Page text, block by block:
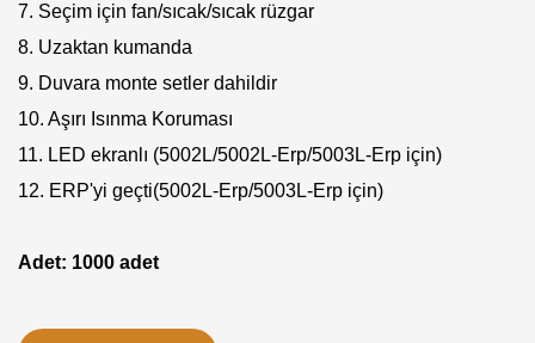
7. Seçim için fan/sıcak/sıcak rüzgar
8. Uzaktan kumanda
9. Duvara monte setler dahildir
10. Aşırı Isınma Koruması
11. LED ekranlı (5002L/5002L-Erp/5003L-Erp için)
12. ERP'yi geçti(5002L-Erp/5003L-Erp için)
Adet: 1000 adet